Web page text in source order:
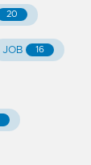
20
JOB 16